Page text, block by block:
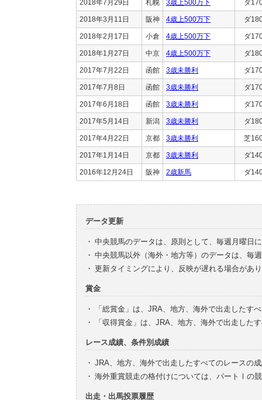
2018年7月29日 札幌 3歳上500万下 ダ
2018年3月11日 阪神 4歳上500万下 ダ
2018年2月17日 小倉 4歳上500万下 ダ
2018年1月27日 中京 4歳上500万下 ダ
2017年7月22日 函館 3歳未勝利 ダ
2017年7月8日 函館 3歳未勝利 ダ
2017年6月18日 函館 3歳未勝利 ダ
2017年5月14日 新潟 3歳未勝利 ダ
2017年4月22日 京都 3歳未勝利 芝
2017年1月14日 京都 3歳未勝利 ダ
2016年12月24日 阪神 2歳新馬 ダ
データ更新
・ 中央競馬のデータは、原則として、毎週月曜日
・ 中央競馬以外（海外・地方等）のデータは、毎
・ 更新タイミングにより、反映が遅れる場合があ
賞金
・
「総賞金」は、JRA、地方、海外で出走したす
・
「収得賞金」は、JRA、地方、海外で出走した
レース成績、条件別成績
・ JRA、地方、海外で出走したすべてのレースの
・ 海外重賞競走の格付けについては、パートⅠの
出走・出馬投票履歴